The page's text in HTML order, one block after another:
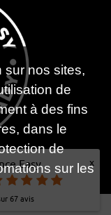
Easy
67avis
x
sur nos sites,
de
à des fins
dans le
de
sur les